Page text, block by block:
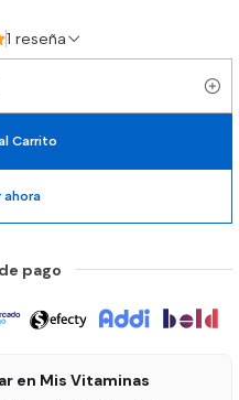
1 reseña
Carrito
ahora
pago
en Mis Vitaminas